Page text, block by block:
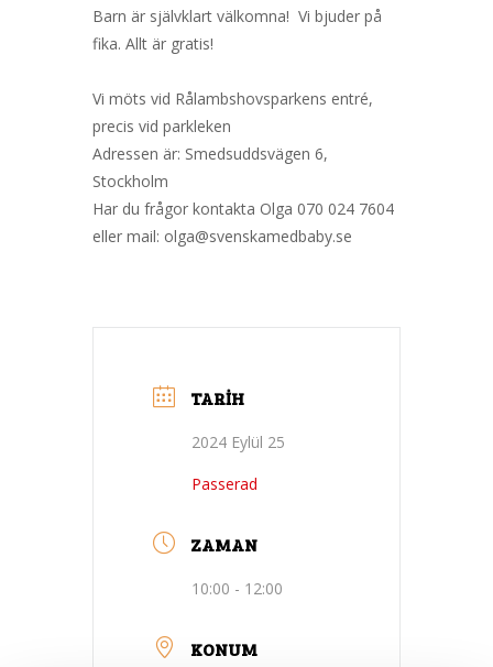
Barn är självklart välkomna! Vi bjuder på
fika. Allt är gratis!
Vi möts vid Rålambshovsparkens entré,
precis vid parkleken
Adressen är: Smedsuddsvägen 6,
Stockholm
Har du frågor kontakta Olga 070 024 7604
eller mail: olga@svenskamedbaby.se
TARIH
2024 Eylül 25
Passerad
ZAMAN
10:00 - 12:00
KONUM